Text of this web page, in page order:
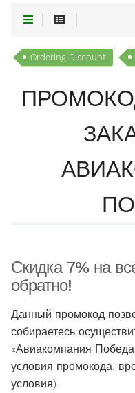
Ordering Discount
Скидка 7% на
обратно!
Данный промокод
собираетесь
«Авиакомпания
условия промокода:
условия).